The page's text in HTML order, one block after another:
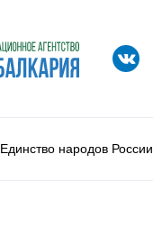
Единство народов России